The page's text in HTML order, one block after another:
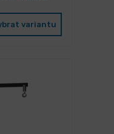
variantu